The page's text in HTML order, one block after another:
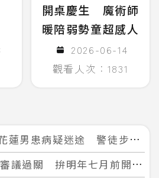
開桌慶生 魔術師
暖陪弱勢童超感人
2026-06-14
觀看人次：1831
病疑迷途 警徒步百米急尋救回一命
年七月前開工！台北花蓮2小時生活圈成形